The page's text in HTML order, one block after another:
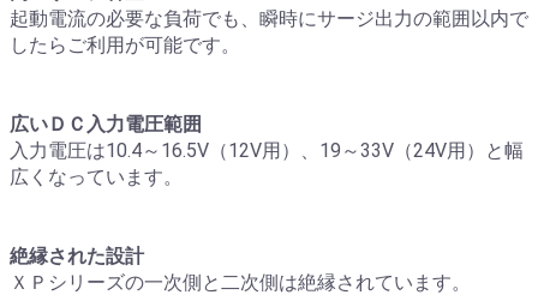
起動電流の必要な負荷でも、瞬時にサージ出力の範囲以内で
したらご利用が可能です。
広いＤＣ入力電圧範囲
入力電圧は10.4～16.5V（12V用）、19～33V（24V用）と幅
広くなっています。
絶縁された設計
ＸＰシリーズの一次側と二次側は絶縁されています。